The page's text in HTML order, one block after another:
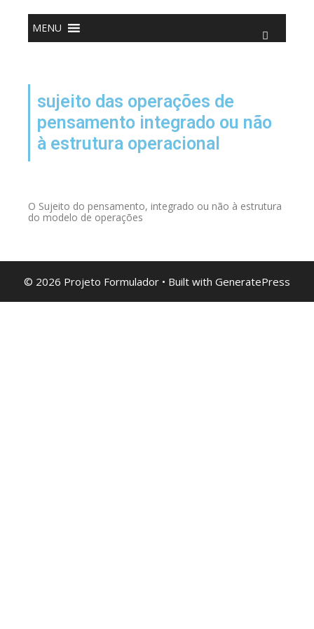
conteúdo
MENU
sujeito das operações de
pensamento integrado ou não
à estrutura operacional
O Sujeito do pensamento, integrado ou não à estrutura
do modelo de operações
© 2026 Projeto Formulador • Built with GeneratePress